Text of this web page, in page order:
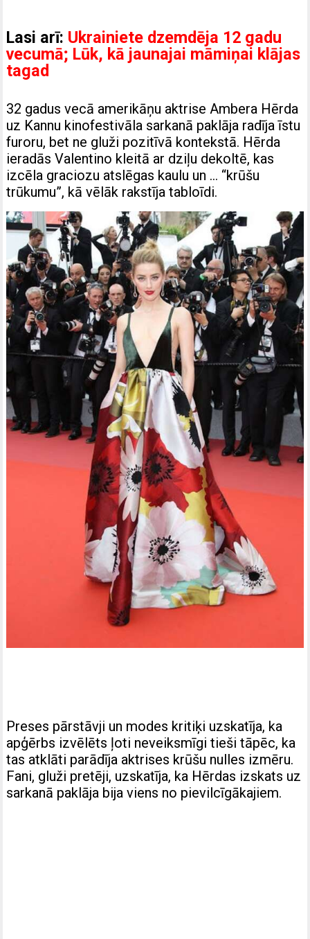
Lasi arī: Ukrainiete dzemdēja 12 gadu
vecumā; Lūk, kā jaunajai māmiņai klājas
tagad
32 gadus vecā amerikāņu aktrise Ambera Hērda
uz Kannu kinofestivāla sarkanā paklāja radīja īstu
furoru, bet ne gluži pozitīvā kontekstā. Hērda
ieradās Valentino kleitā ar dziļu dekoltē, kas
izcēla graciozu atslēgas kaulu un … “krūšu
trūkumu”, kā vēlāk rakstīja tabloīdi.
Preses pārstāvji un modes kritiķi uzskatīja, ka
apģērbs izvēlēts ļoti neveiksmīgi tieši tāpēc, ka
tas atklāti parādīja aktrises krūšu nulles izmēru.
Fani, gluži pretēji, uzskatīja, ka Hērdas izskats uz
sarkanā paklāja bija viens no pievilcīgākajiem.